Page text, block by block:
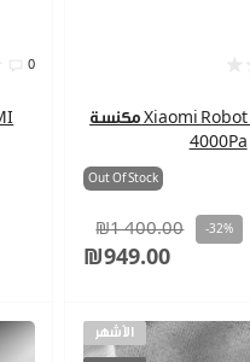
0
مكنسة Xiaomi Robot Vacuum E12
4000Pa
Out Of Stock
₪1 400.00 -32%
₪949.00
الأشهر